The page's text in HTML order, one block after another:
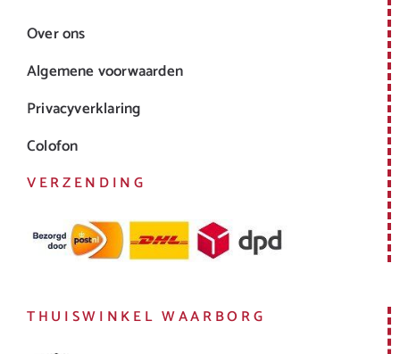
Over ons
Algemene voorwaarden
Privacyverklaring
Colofon
VERZENDING
THUISWINKEL WAARBORG